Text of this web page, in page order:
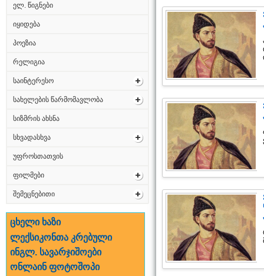
ელ. წიგნები
იყიდება
პოეზია
რელიგია
საინტერესო
სახელების წარმომავლობა
სიზმრის ახსნა
სხვადასხვა
უფროსთათვის
ფილმები
შემეცნებითი
ცხელი ხაზი
ლექსიკონთა კრებული
ინგლ. სავარჯიშოები
ონლაინ ფოტოშოპი